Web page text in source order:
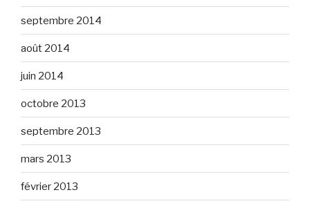
septembre 2014
août 2014
juin 2014
octobre 2013
septembre 2013
mars 2013
février 2013